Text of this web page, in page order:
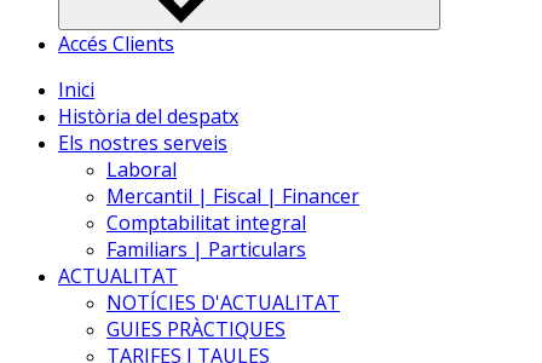
Accés Clients
Inici
Història del despatx
Els nostres serveis
Laboral
Mercantil | Fiscal | Financer
Comptabilitat integral
Familiars | Particulars
ACTUALITAT
NOTÍCIES D'ACTUALITAT
GUIES PRÀCTIQUES
TARIFES I TAULES